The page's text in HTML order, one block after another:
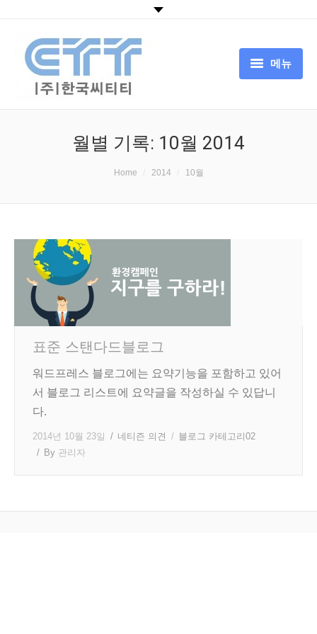
메뉴
회사소개
中国追溯认证平台
월별 기록: 10월 2014
Home 2014 10월
표준 스탠다드블로그
워드프레스 블로그에는 요약기능을 포함하고 있어
서 블로그 리스트에 요약글을 작성하실 수 있답니
다.
2014년 10월 23일 네티즌 의견
블로그 카테고리02
By 관리자